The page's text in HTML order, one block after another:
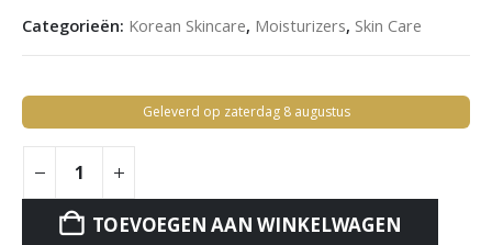
Categorieën: Korean Skincare, Moisturizers, Skin Care
Geleverd op zaterdag 8 augustus
TOEVOEGEN AAN WINKELWAGEN